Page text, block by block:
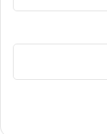
و اولین پارک
و اولین
تجاری مناطق